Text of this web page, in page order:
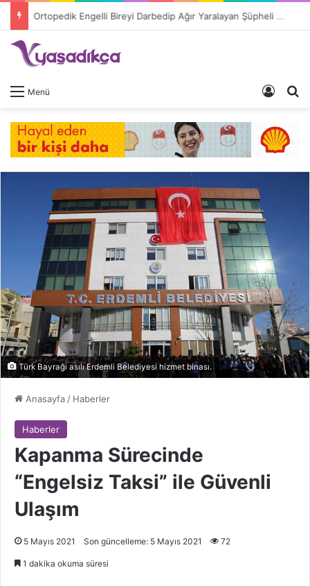
Ortopedik Engelli Bireyi Darbedip Ağır Yaralayan Şüpheli Tutuklandı
Menü Giriş
Türk Bayrağı asılı Erdemli Belediyesi hizmet binası.
Anasayfa / Haberler
Haberler
Kapanma Sürecinde
“Engelsiz Taksi” ile Güvenli
Ulaşım
5 Mayıs 2021 Son güncelleme: 5 Mayıs 2021 72
1 dakika okuma süresi